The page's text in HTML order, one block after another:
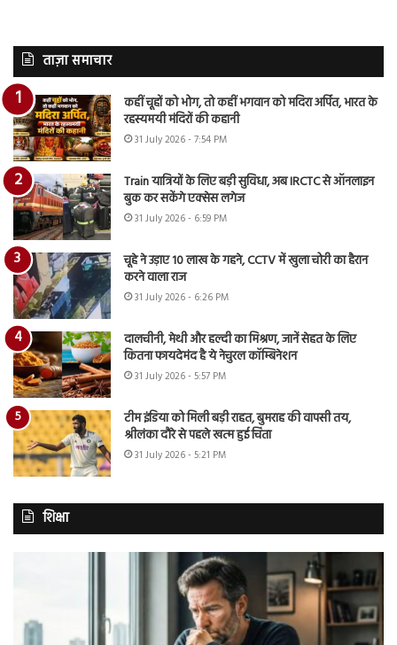
ताज़ा समाचार
कहीं चूहों को भोग, तो कहीं भगवान को मदिरा अर्पित, भारत के
रहस्यमयी मंदिरों की कहानी
31 July 2026 - 7:54 PM
Train यात्रियों के लिए बड़ी सुविधा, अब IRCTC से ऑनलाइन
बुक कर सकेंगे एक्सेस लगेज
31 July 2026 - 6:59 PM
चूहे ने उड़ाए 10 लाख के गहने, CCTV में खुला चोरी का हैरान
करने वाला राज
31 July 2026 - 6:26 PM
दालचीनी, मेथी और हल्दी का मिश्रण, जानें सेहत के लिए
कितना फायदेमंद है ये नेचुरल कॉम्बिनेशन
31 July 2026 - 5:57 PM
टीम इंडिया को मिली बड़ी राहत, बुमराह की वापसी तय,
श्रीलंका दौरे से पहले खत्म हुई चिंता
31 July 2026 - 5:21 PM
शिक्षा